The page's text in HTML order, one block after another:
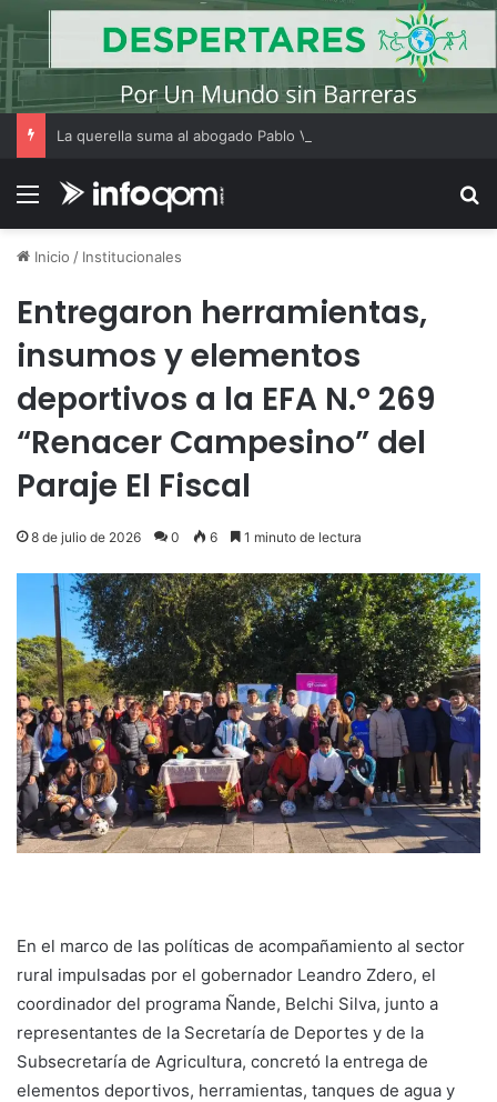
Menú
Inicio / Institucionales
Entregaron herramientas,
insumos y elementos
deportivos a la EFA N.º 269
“Renacer Campesino” del
Paraje El Fiscal
8 de julio de 2026 0 6 1 minuto de lectura
En el marco de las políticas de acompañamiento al sector
rural impulsadas por el gobernador Leandro Zdero, el
coordinador del programa Ñande, Belchi Silva, junto a
representantes de la Secretaría de Deportes y de la
Subsecretaría de Agricultura, concretó la entrega de
elementos deportivos, herramientas, tanques de agua y